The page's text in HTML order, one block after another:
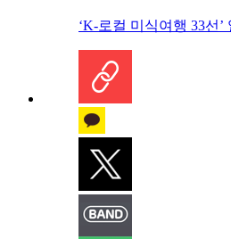
‘K-로컬 미식여행 33선